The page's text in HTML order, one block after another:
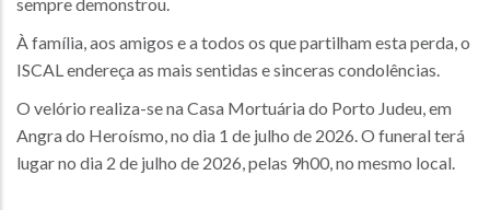
sempre demonstrou.
À família, aos amigos e a todos os que partilham esta perda, o
ISCAL endereça as mais sentidas e sinceras condolências.
O velório realiza-se na Casa Mortuária do Porto Judeu, em
Angra do Heroísmo, no dia 1 de julho de 2026. O funeral terá
lugar no dia 2 de julho de 2026, pelas 9h00, no mesmo local.